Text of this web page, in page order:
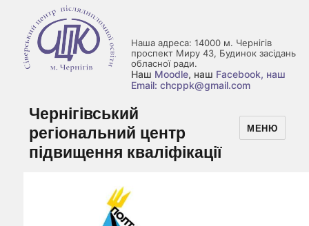
Наша адреса: 14000 м. Чернігів
проспект Миру 43, Будинок засідань
обласної ради.
Наш Moodle, наш Facebook, наш
Email: chcppk@gmail.com
Чернігівський
регіональний центр
підвищення кваліфікації
МЕНЮ